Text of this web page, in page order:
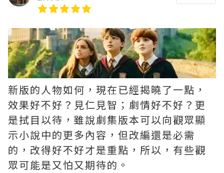
新版的人物如何，現在已經揭曉了一點，
效果好不好？見仁見智；劇情好不好？更
是拭目以待，雖說劇集版本可以向觀眾顯
示小說中的更多內容，但改編還是必需
的，改得好不好才是重點，所以，有些觀
眾可能是又怕又期待的。